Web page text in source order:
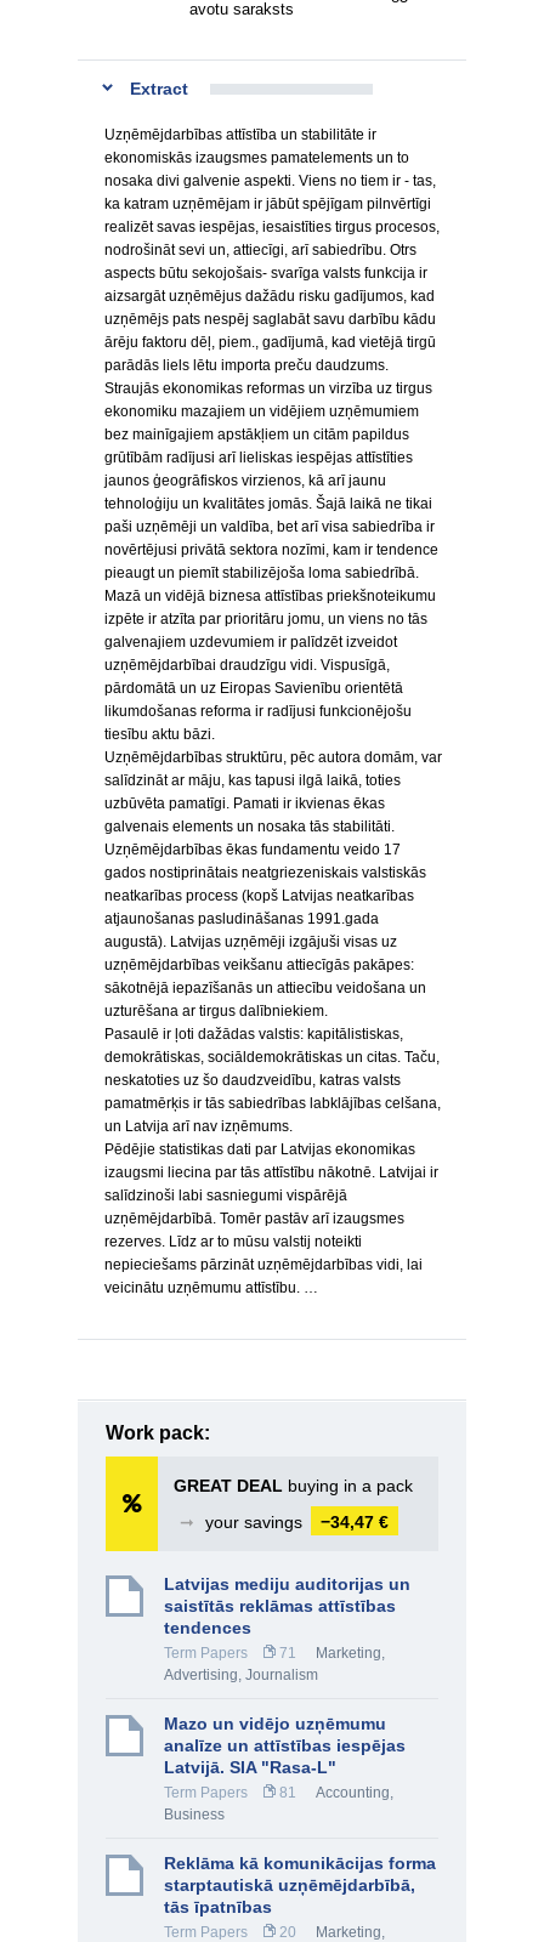
avotu saraksts
Extract
Uzņēmējdarbības attīstība un stabilitāte ir
ekonomiskās izaugsmes pamatelements un to
nosaka divi galvenie aspekti. Viens no tiem ir - tas,
ka katram uzņēmējam ir jābūt spējīgam pilnvērtīgi
realizēt savas iespējas, iesaistīties tirgus procesos,
nodrošināt sevi un, attiecīgi, arī sabiedrību. Otrs
aspects būtu sekojošais- svarīga valsts funkcija ir
aizsargāt uzņēmējus dažādu risku gadījumos, kad
uzņēmējs pats nespēj saglabāt savu darbību kādu
ārēju faktoru dēļ, piem., gadījumā, kad vietējā tirgū
parādās liels lētu importa preču daudzums.
Straujās ekonomikas reformas un virzība uz tirgus
ekonomiku mazajiem un vidējiem uzņēmumiem
bez mainīgajiem apstākļiem un citām papildus
grūtībām radījusi arī lieliskas iespējas attīstīties
jaunos ģeogrāfiskos virzienos, kā arī jaunu
tehnoloģiju un kvalitātes jomās. Šajā laikā ne tikai
paši uzņēmēji un valdība, bet arī visa sabiedrība ir
novērtējusi privātā sektora nozīmi, kam ir tendence
pieaugt un piemīt stabilizējoša loma sabiedrībā.
Mazā un vidējā biznesa attīstības priekšnoteikumu
izpēte ir atzīta par prioritāru jomu, un viens no tās
galvenajiem uzdevumiem ir palīdzēt izveidot
uzņēmējdarbībai draudzīgu vidi. Vispusīgā,
pārdomātā un uz Eiropas Savienību orientētā
likumdošanas reforma ir radījusi funkcionējošu
tiesību aktu bāzi.
Uzņēmējdarbības struktūru, pēc autora domām, var
salīdzināt ar māju, kas tapusi ilgā laikā, toties
uzbūvēta pamatīgi. Pamati ir ikvienas ēkas
galvenais elements un nosaka tās stabilitāti.
Uzņēmējdarbības ēkas fundamentu veido 17
gados nostiprinātais neatgriezeniskais valstiskās
neatkarības process (kopš Latvijas neatkarības
atjaunošanas pasludināšanas 1991.gada
augustā). Latvijas uzņēmēji izgājuši visas uz
uzņēmējdarbības veikšanu attiecīgās pakāpes:
sākotnējā iepazīšanās un attiecību veidošana un
uzturēšana ar tirgus dalībniekiem.
Pasaulē ir ļoti dažādas valstis: kapitālistiskas,
demokrātiskas, sociāldemokrātiskas un citas. Taču,
neskatoties uz šo daudzveidību, katras valsts
pamatmērķis ir tās sabiedrības labklājības celšana,
un Latvija arī nav izņēmums.
Pēdējie statistikas dati par Latvijas ekonomikas
izaugsmi liecina par tās attīstību nākotnē. Latvijai ir
salīdzinoši labi sasniegumi vispārējā
uzņēmējdarbībā. Tomēr pastāv arī izaugsmes
rezerves. Līdz ar to mūsu valstij noteikti
nepieciešams pārzināt uzņēmējdarbības vidi, lai
veicinātu uzņēmumu attīstību. …
Work pack:
GREAT DEAL buying in a pack
➞
your savings −34,47 €
Latvijas mediju auditorijas un
saistītās reklāmas attīstības
tendences
Term Papers 71
Marketing,
Advertising, Journalism
Mazo un vidējo uzņēmumu
analīze un attīstības iespējas
Latvijā. SIA "Rasa-L"
Term Papers 81 Accounting,
Business
Reklāma kā komunikācijas forma
starptautiskā uzņēmējdarbībā,
tās īpatnības
Term Papers 20
Marketing,